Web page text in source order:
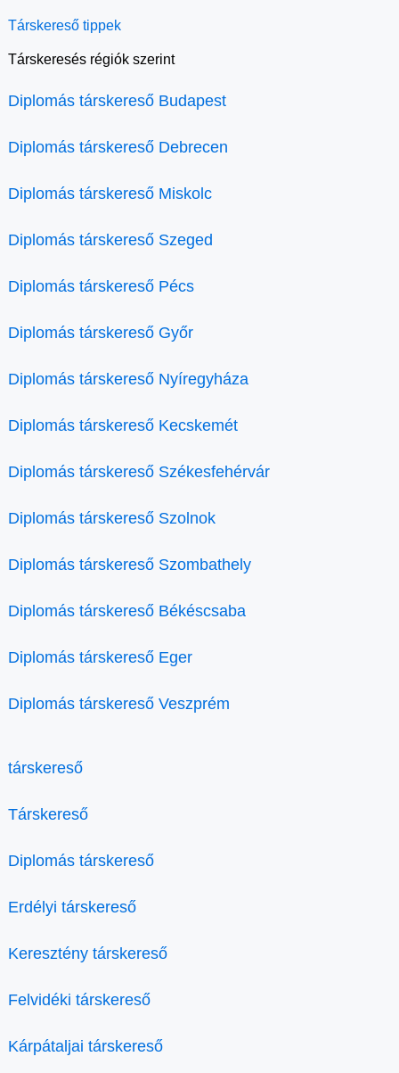
Társkereső tippek
Társkeresés régiók szerint
Diplomás társkereső Budapest
Diplomás társkereső Debrecen
Diplomás társkereső Miskolc
Diplomás társkereső Szeged
Diplomás társkereső Pécs
Diplomás társkereső Győr
Diplomás társkereső Nyíregyháza
Diplomás társkereső Kecskemét
Diplomás társkereső Székesfehérvár
Diplomás társkereső Szolnok
Diplomás társkereső Szombathely
Diplomás társkereső Békéscsaba
Diplomás társkereső Eger
Diplomás társkereső Veszprém
társkereső
Társkereső
Diplomás társkereső
Erdélyi társkereső
Keresztény társkereső
Felvidéki társkereső
Kárpátaljai társkereső